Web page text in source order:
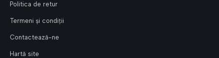
Politica de retur
Termeni și condiții
Contactează-ne
Hartă site